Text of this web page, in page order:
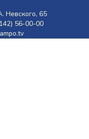
Невского, 65
56-00-00